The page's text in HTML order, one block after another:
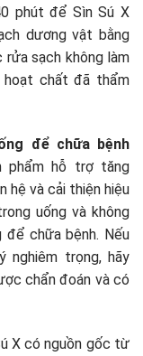
phút để Sìn Sú X
dương vật bằng
sạch không làm
hoạt chất đã thẩm
để chữa bệnh
phẩm hỗ trợ tăng
hệ và cải thiện hiệu
uống và không
chữa bệnh. Nếu
nghiêm trọng, hãy
chẩn đoán và có
X có nguồn gốc từ